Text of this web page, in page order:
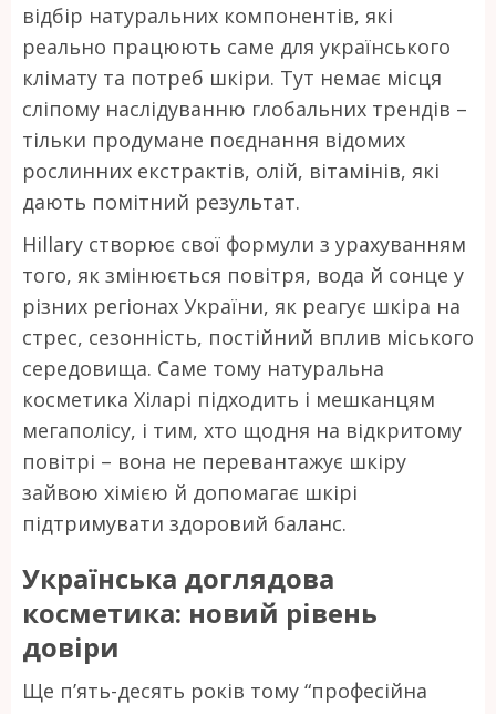
відбір натуральних компонентів, які
реально працюють саме для українського
клімату та потреб шкіри. Тут немає місця
сліпому наслідуванню глобальних трендів –
тільки продумане поєднання відомих
рослинних екстрактів, олій, вітамінів, які
дають помітний результат.
Hillary створює свої формули з урахуванням
того, як змінюється повітря, вода й сонце у
різних регіонах України, як реагує шкіра на
стрес, сезонність, постійний вплив міського
середовища. Саме тому натуральна
косметика Хіларі підходить і мешканцям
мегаполісу, і тим, хто щодня на відкритому
повітрі – вона не перевантажує шкіру
зайвою хімією й допомагає шкірі
підтримувати здоровий баланс.
Українська доглядова
косметика: новий рівень
довіри
Ще п’ять-десять років тому “професійна